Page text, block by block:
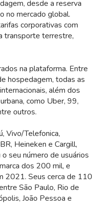
desde a reserva
no mercado global.
corporativas com
transporte terrestre,
na plataforma. Entre
hospedagem, todas as
além dos
como Uber, 99,
outros.
Vivo/Telefonica,
Heineken e Cargill,
seu número de usuários
dos 200 mil, e
2021. Seus cerca de 110
São Paulo, Rio de
João Pessoa e